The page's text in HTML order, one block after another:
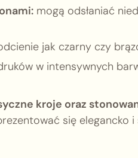
mogą odsłaniać
jak czarny czy
w intensywnych
kroje oraz
się elegancko i